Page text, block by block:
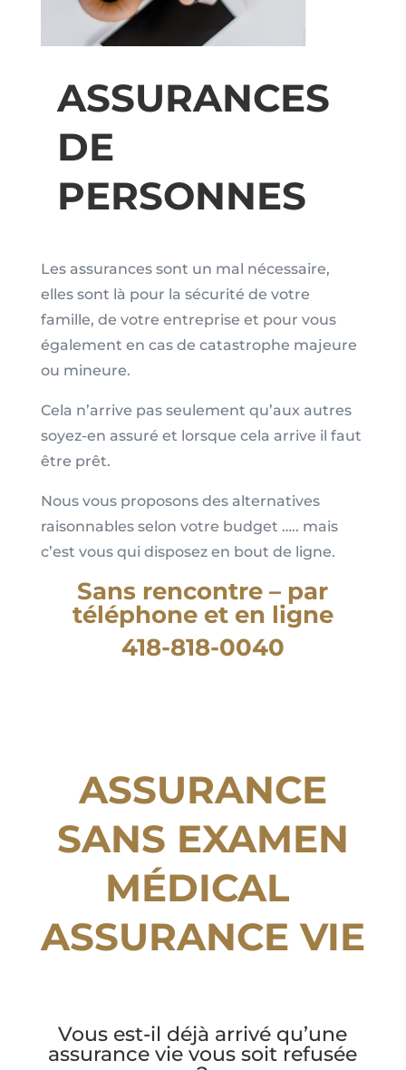
ASSURANCES
DE
PERSONNES
Les assurances sont un mal nécessaire,
elles sont là pour la sécurité de votre
famille, de votre entreprise et pour vous
également en cas de catastrophe majeure
ou mineure.
Cela n’arrive pas seulement qu’aux autres
soyez-en assuré et lorsque cela arrive il faut
être prêt.
Nous vous proposons des alternatives
raisonnables selon votre budget ….. mais
c’est vous qui disposez en bout de ligne.
Sans rencontre – par
téléphone et en ligne
418-818-0040
ASSURANCE
SANS EXAMEN
MÉDICAL
ASSURANCE VIE
Vous est-il déjà arrivé qu’une
assurance vie vous soit refusée